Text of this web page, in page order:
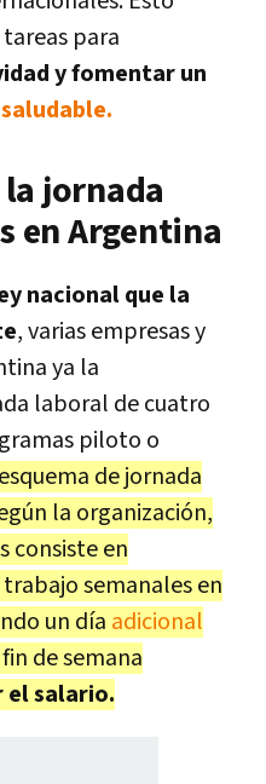
para
y fomentar un
jornada
en Argentina
nacional que la
, varias empresas y
ya la
laboral de cuatro
piloto o
de jornada
la organización,
consiste en
semanales en
un día adicional
de semana
el salario.